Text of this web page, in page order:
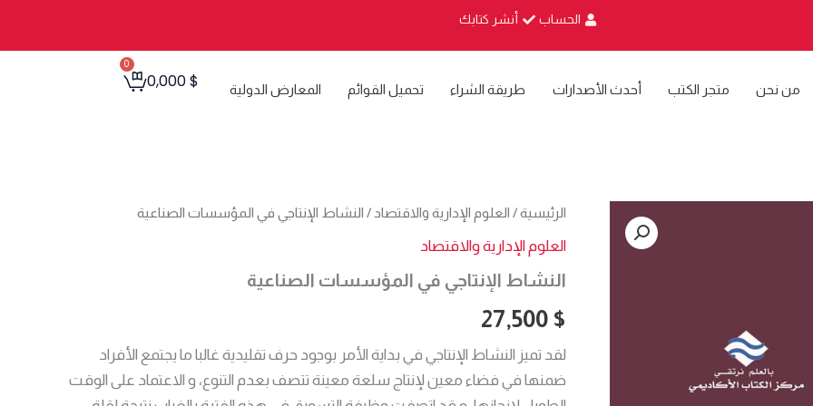
الحساب أنشر كتابك
من نحن متجر الكتب أحدث الأصدارات طريقة الشراء تحميل القوائم المعارض الدولية 0,000$
0
Cart
الرئيسية/ العلوم الإدارية والاقتصاد / النشاط الإنتاجي في المؤسسات الصناعية
العلوم الإدارية والاقتصاد
النشاط الإنتاجي في المؤسسات الصناعية
27,500 $
لقد تميز النشاط الإنتاجي في بداية الأمر بوجود حرف تقليدية غالبا ما يجتمع الأفراد
ضمنها في فضاء معين لإنتاج سلعة معينة تتصف بعدم التنوع، و الاعتماد على الوقت
كمية
الإنتاجي
المؤسسات